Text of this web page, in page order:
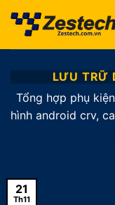
qua
LƯU TRỮ
Tổng hợp phụ
hình android crv,
21
Th11